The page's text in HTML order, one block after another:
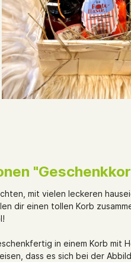
mit vielen leckeren
dir einen tollen Korb
in einem Korb
dass es sich bei der